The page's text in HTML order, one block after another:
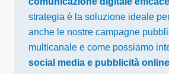
strategia è la soluzione ideale
anche le nostre campagne
multicanale e come possiamo
social media e pubblicità online